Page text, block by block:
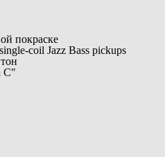
покраске
coil Jazz Bass pickups
C"